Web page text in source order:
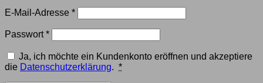
E-Mail-Adresse *Erforderlich
Passwort*Erforderlich
Ja, ich möchte ein Kundenkonto eröffnen und akzeptiere
die Datenschutzerklärung. *